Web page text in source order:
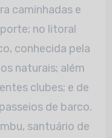
caminhadas e
no litoral
conhecida pela
naturais; além
clubes; e de
de barco.
santuário de